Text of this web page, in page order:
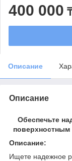
400 000
Описание
Описание
Обеспечьте
поверхностным
Описание:
Ищете надежное